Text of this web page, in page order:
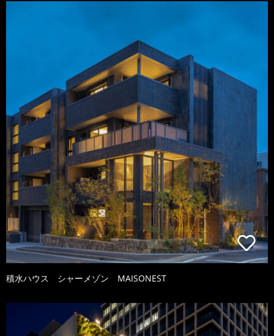
積水ハウス シャーメゾン MAISONEST